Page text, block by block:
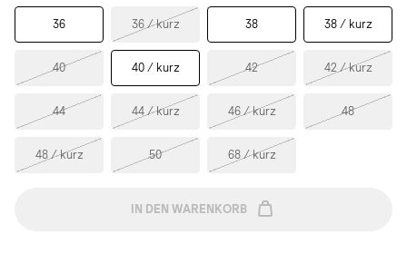
36 36 / kurz 38 38 / kurz
40 40 / kurz 42 42 / kurz
44 44 / kurz 46 / kurz 48
48 / kurz 50 68 / kurz
IN DEN WARENKORB